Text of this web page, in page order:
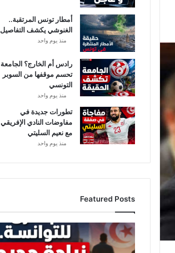
أمطار تونس المرتقبة..
الغنوشي يكشف التفاصيل
منذ يوم واحد
رادس أم الخارج؟ الجامعة
تحسم موقفها من السوبر
التونسي
منذ يوم واحد
تطورات جديدة في
مفاوضات النادي الإفريقي
مع نعيم السليتي
منذ يوم واحد
Featured Posts
ز
ي
ا